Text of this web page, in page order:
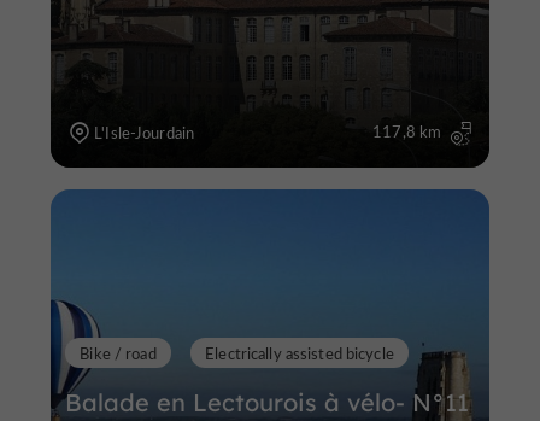
L'Isle-Jourdain 117,8 km
Balade en Lectourois à vélo- N°11
Bike / road Electrically assisted bicycle